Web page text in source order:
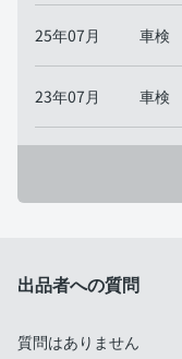
25年07月 車検
23年07月 車検
出品者への質問
質問はありません